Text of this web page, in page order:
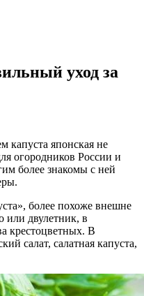
уход за
капуста японская не
огородников России и
более знакомы с ней
более похоже внешне
или двулетник, в
крестоцветных. В
салат, салатная капуста,